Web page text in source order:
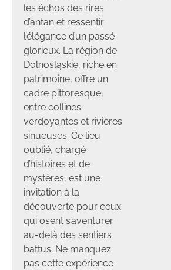
les échos des rires
d’antan et ressentir
l’élégance d’un passé
glorieux. La région de
Dolnośląskie, riche en
patrimoine, offre un
cadre pittoresque,
entre collines
verdoyantes et rivières
sinueuses. Ce lieu
oublié, chargé
d’histoires et de
mystères, est une
invitation à la
découverte pour ceux
qui osent s’aventurer
au-delà des sentiers
battus. Ne manquez
pas cette expérience